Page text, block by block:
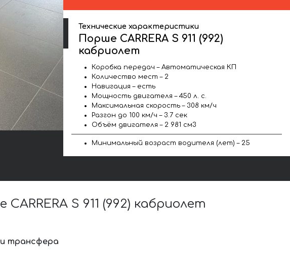
Технические характеристики
Порше CARRERA S 911 (992)
кабриолет
Коробка передач – Автоматическая КП
Количество мест – 2
Навигация – есть
Мощность двигателя – 450 л. с.
Максимальная скорость – 308 км/ч
Разгон до 100 км/ч – 3.7 сек
Объём двигателя – 2 981 см3
Минимальный возраст водителя (лет) – 25
S 911 (992) кабриолет
трансфера